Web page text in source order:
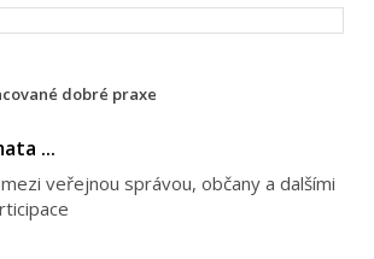
dobré praxe
...
veřejnou správou, občany a dalšími